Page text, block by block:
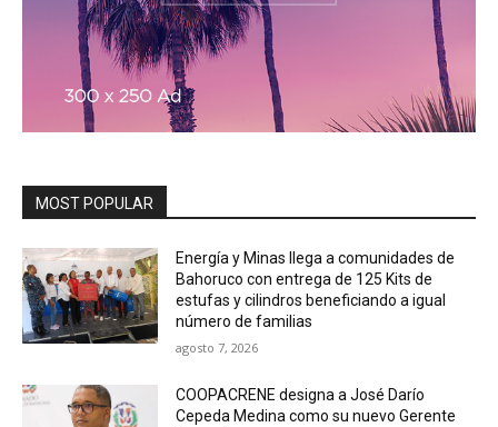
MOST POPULAR
Energía y Minas llega a comunidades de
Bahoruco con entrega de 125 Kits de
estufas y cilindros beneficiando a igual
número de familias
agosto 7, 2026
COOPACRENE designa a José Darío
Cepeda Medina como su nuevo Gerente